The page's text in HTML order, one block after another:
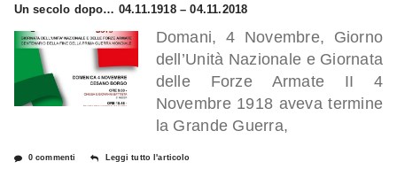
Un secolo dopo… 04.11.1918 – 04.11.2018
Domani, 4 Novembre, Giorno
dell’Unità Nazionale e Giornata
delle Forze Armate II 4
Novembre 1918 aveva termine
la Grande Guerra,
0 commenti Leggi tutto l'articolo